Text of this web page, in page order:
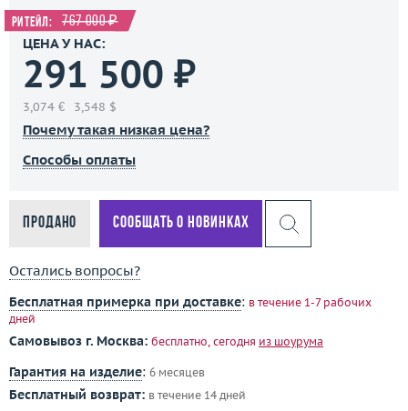
Ритейл: 767 000 ₽
ЦЕНА У НАС:
291 500 ₽
3,074 € 3,548 $
Почему такая низкая цена?
Способы оплаты
Продано Сообщать о новинках
Остались вопросы?
Бесплатная примерка при доставке: в течение 1-7 рабочих
дней
Самовывоз г. Москва: бесплатно, сегодня из шоурума
Гарантия на изделие: 6 месяцев
Бесплатный возврат: в течение 14 дней